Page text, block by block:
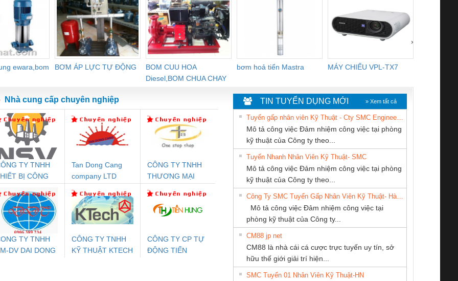
ewara,bom
BƠM ÁP LỰC TỰ ĐỘNG
BOM CUU HOA
Diesel,BOM CHUA CHAY
bơm hoả tiển Mastra MÁY CHIẾU VPL-TX7
›
An Toàn
Contact
1NO-
24DC-SP -
Rơ Le An Toàn
Phoenix Contact
PSR-SCP-
24UC/ESL4/3X1/1X2/B
- 2981059
Điện AC
Mô-đun Ắc Quy UPS
Bộ Lặp Tín Hiệu
PROFIBUS Phoenix
Contact PSI-REP-
PROFIBUS/12MB -
2708863
Rơ Le An Toàn
Phoenix Contact
2986960 – PSR-
SCP-
24DC/FSP/2X1/1X2
Rơ Le An Toàn
Bộ giám sát chuỗi
tấm pin
TRANSCLINIC 16I+
Bộ giám sát chuỗi
tấm pin
TRANSCLINIC 16I+
1K5 L (2433950000)
Bộ giám sát dòng
TRANSCLINIC 16I+
(2008130000)
Bộ chỉnh lưu nguồn
điện TRANSCLINIC
BKE 1K5.4
Nẹp nhôm chống
trơn Đà Nẵng
Nhà cung cấp chuyên nghiệp
TY TNHH
BỊ CÔNG
VIỆT
NAM
Tan Dong Cang
company LTD
CÔNG TY TNHH
THƯƠNG MẠI
NAM
TY TNHH
DV DAI DONG
CÔNG TY TNHH
KỸ THUẬT KTECH
CÔNG TY CP TỰ
ĐỘNG TIẾN
CÔNG TY CỔ
PHẦN TỰ ĐỘNG
TIẾN HƯNG
CÔNG TY TNHH
KINH DOANH
DỊCH VỤ XNK
PHƯƠNG NAM
CÔNG TY TNHH
DỊCH VỤ KỸ
THUẬT ĐIỆN CƠ
GIA HƯNG PHÁT
CÔNG TY TNHH
MEKONG MARINE
SUPPLY
Thương Mại SX
Ba Miền
Ba Miền
TIN TUYỂN DỤNG MỚI » Xem tất cả
Mô tả công việc Đảm nhiệm công việc tại phòng
kỹ thuật của Công ty theo...
Tuyển Nhanh Nhân Viên Kỹ Thuật- SMC
Mô tả công việc Đảm nhiệm công việc tại phòng
kỹ thuật của Công ty theo...
Mô tả công việc Đảm nhiệm công việc tại
phòng kỹ thuật của Công ty...
CM88 jp net
CM88 là nhà cái cá cược trực tuyến uy tín, sở
hữu thế giới giải trí hiện...
SMC Tuyển 01 Nhân Viên Kỹ Thuật-HN